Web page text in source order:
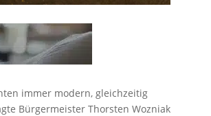
immer modern, gleichzeitig
Bürgermeister Thorsten Wozniak